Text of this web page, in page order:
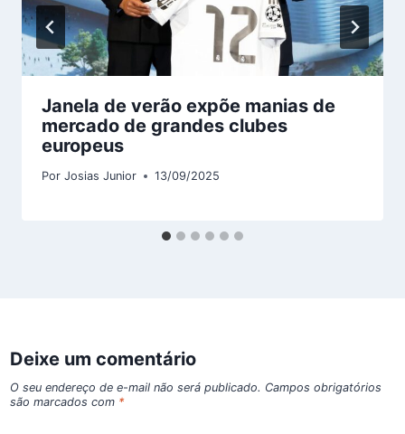
Janela de verão expõe manias de
mercado de grandes clubes
europeus
Por Josias Junior 13/09/2025
Deixe um comentário
O seu endereço de e-mail não será publicado. Campos obrigatórios
são marcados com *